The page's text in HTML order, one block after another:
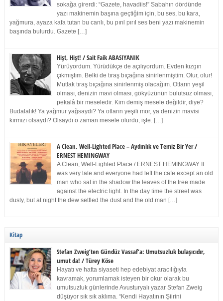
sokağa girerdi: “Gazete, havadiis!” Sabahın dördünde
yazı makinemin başına geçtiğim için, bu ses, bu kara,
yağmura, ayaza kafa tutan bu canlı, bu pırıl pırıl ses beni yazı makinemin
başında bulurdu. Gazete […]
Hişt, Hişt! / Sait Faik ABASIYANIK
Yürüyordum. Yürüdükçe de açılıyordum. Evden kızgın
çıkmıştım. Belki de tıraş bıçağına sinirlenmiştim. Olur, olur!
Mutlak tıraş bıçağına sinirlenmiş olacağım. Otların yeşil
olması, denizin mavi olması, gökyüzünün bulutsuz olması,
pekalâ bir meseledir. Kim demiş mesele değildir, diye?
Budalalık! Ya yağmur yağsaydı? Ya otların yeşili mor, ya denizin mavisi
kırmızı olsaydı? Olsaydı o zaman mesele olurdu, işte. […]
A Clean, Well-Lighted Place – Aydınlık ve Temiz Bir Yer /
ERNEST HEMINGWAY
A Clean, Well-Lighted Place / ERNEST HEMINGWAY It
was very late and everyone had left the cafe except an old
man who sat in the shadow the leaves of the tree made
against the electric light. In the day time the street was
dusty, but at night the dew settled the dust and the old man […]
Kitap
Stefan Zweig’ten Gündüz Vassaf’a: Umutsuzluk bulaşıcıdır,
umut da! / Türey Köse
Hayatı ve hatta siyaseti hep edebiyat aracılığıyla
kavramak, yorumlamak isteyen bir okur olarak bu
umutsuzluk günlerinde Avusturyalı yazar Stefan Zweig
düşüyor sık sık aklıma. “Kendi Hayatının Şiirini